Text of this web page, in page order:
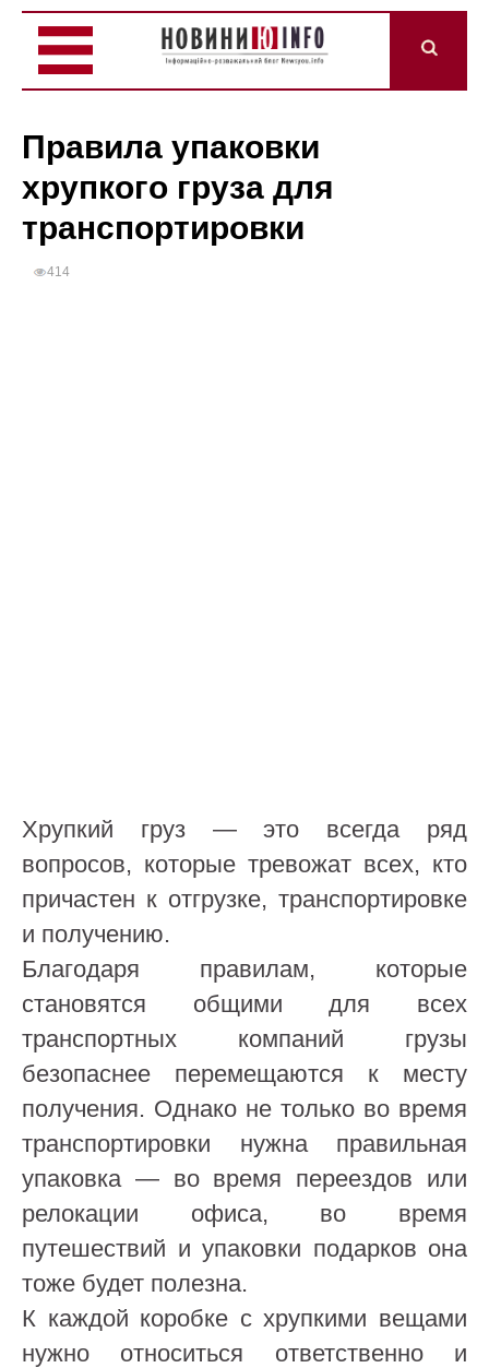
Правила упаковки
хрупкого груза для
транспортировки
414
Хрупкий груз — это всегда ряд
вопросов, которые тревожат всех, кто
причастен к отгрузке, транспортировке
и получению.
Благодаря правилам, которые
становятся общими для всех
транспортных компаний грузы
безопаснее перемещаются к месту
получения. Однако не только во время
транспортировки нужна правильная
упаковка — во время переездов или
релокации офиса, во время
путешествий и упаковки подарков она
тоже будет полезна.
К каждой коробке с хрупкими вещами
нужно относиться ответственно и